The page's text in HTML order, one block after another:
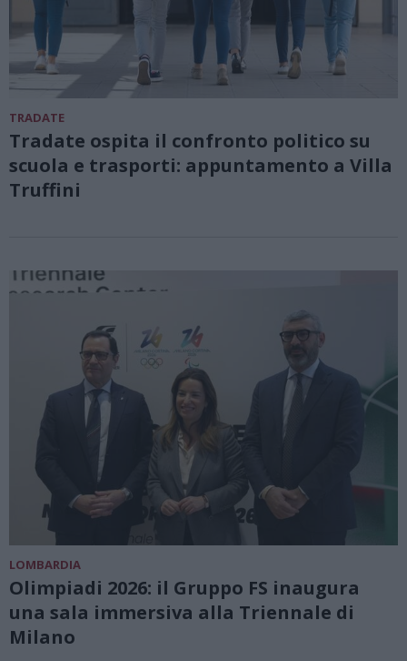
TRADATE
Tradate ospita il confronto politico su
scuola e trasporti: appuntamento a Villa
Truffini
LOMBARDIA
Olimpiadi 2026: il Gruppo FS inaugura
una sala immersiva alla Triennale di
Milano